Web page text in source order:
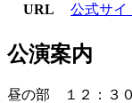
URL
公式サイ
公演案内
昼の部 １２：３